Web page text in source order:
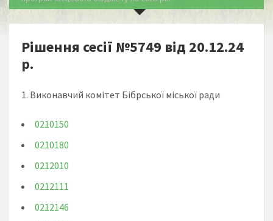
Рішення сесії №5749 від 20.12.24
р.
1. Виконавчий комітет Бібрської міської ради
0210150
0210180
0212010
0212111
0212146